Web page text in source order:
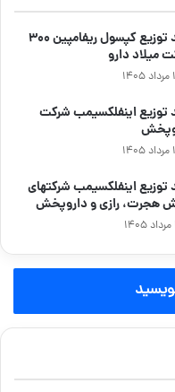
کلید توزیع کپسول ریفامپین ۳۰۰
میلاد دارو
توزیع اینفلکسیمب شرکت
توزیع اینفلکسیمب شرکتهای
هجرت، رازی و داروپخش